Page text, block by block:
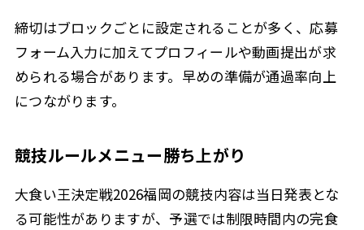
締切はブロックごとに設定されることが多く、応募
フォーム入力に加えてプロフィールや動画提出が求
められる場合があります。早めの準備が通過率向上
につながります。
競技ルールメニュー勝ち上がり
大食い王決定戦2026福岡の競技内容は当日発表とな
る可能性がありますが、予選では制限時間内の完食